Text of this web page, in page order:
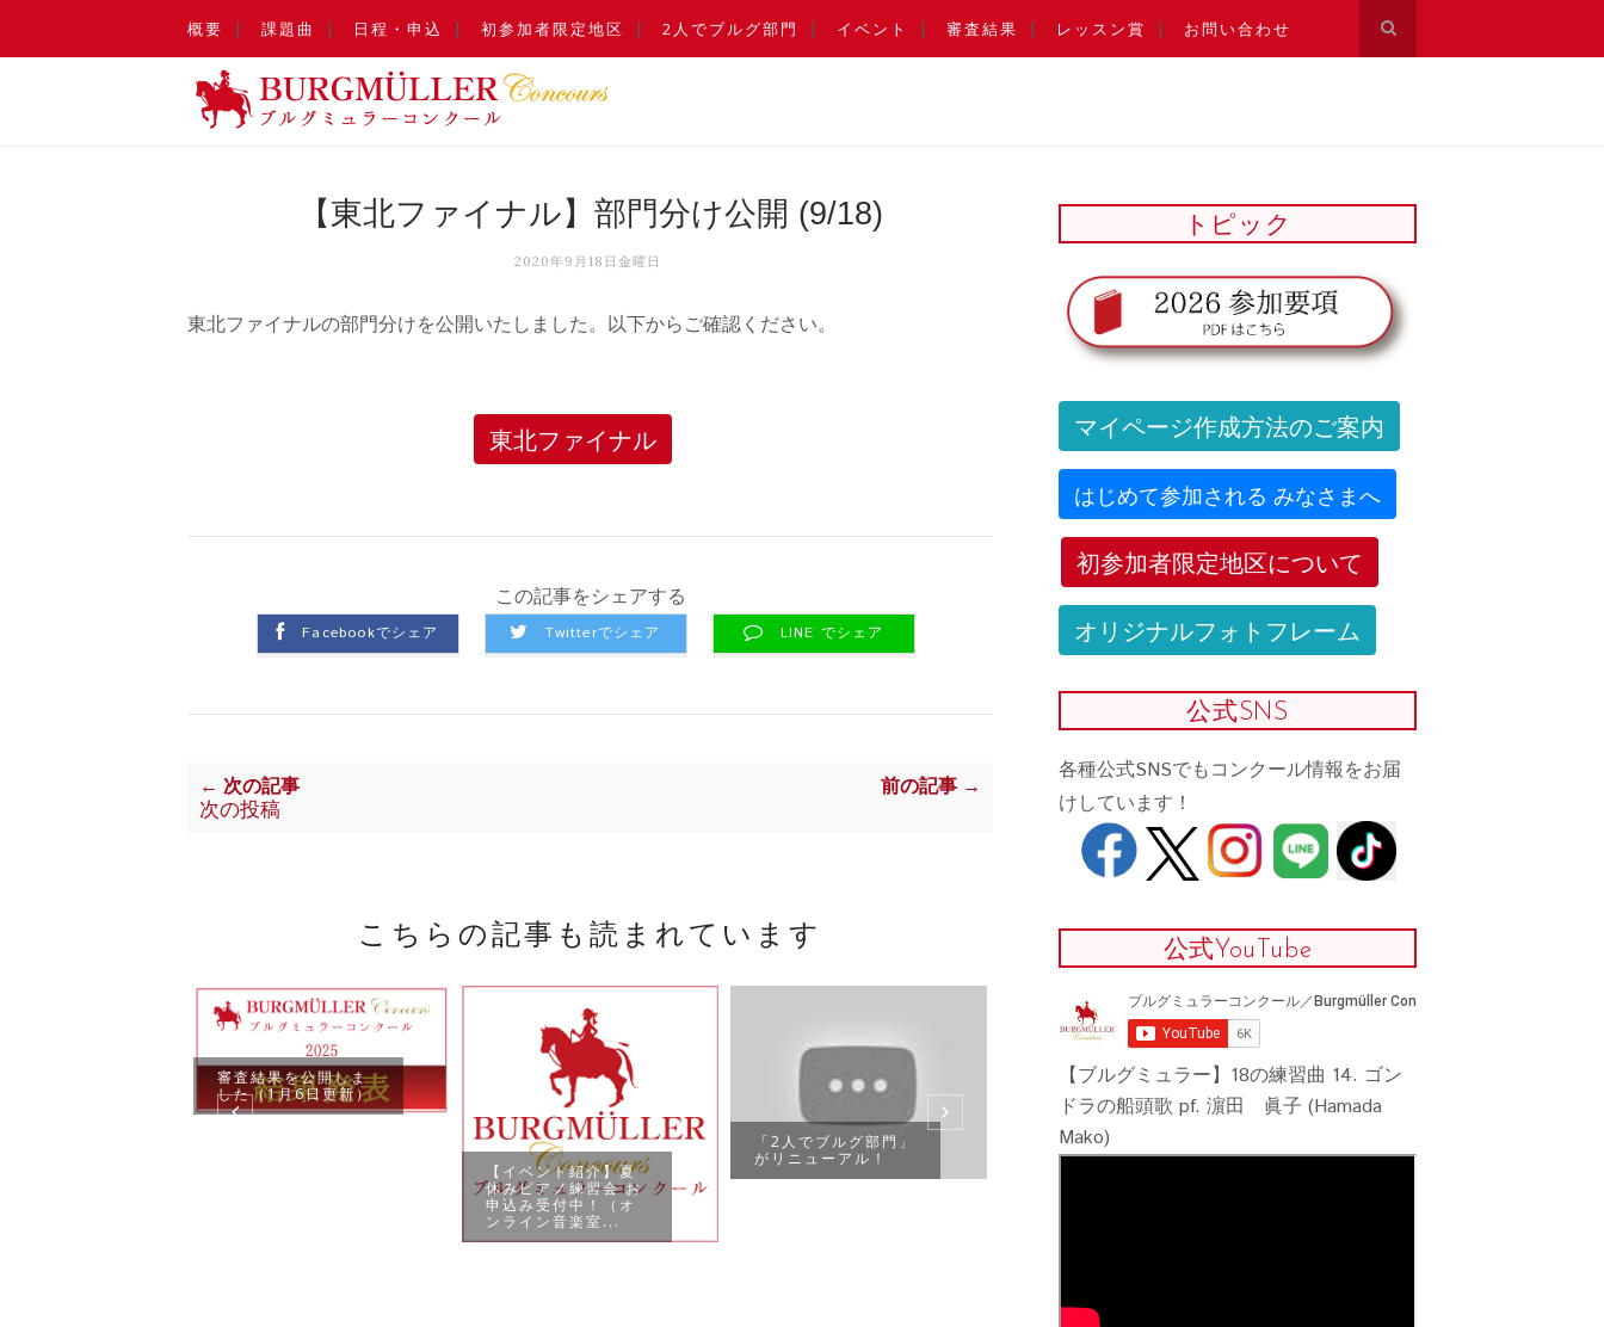
概要 課題曲 日程・申込 初参加者限定地区 2人でブルグ部門 イベント 審査結果 レッスン賞 お問い合わせ
【東北ファイナル】部門分け公開 (9/18)
2020年9月18日金曜日
東北ファイナルの部門分けを公開いたしました。以下からご確認ください。
東北ファイナル
この記事をシェアする
Facebookでシェア Twitterでシェア LINE でシェア
← 次の記事
次の投稿
前の記事 →
こちらの記事も読まれています
審査結果を公開しま
した（1月6日更新）
【イベント紹介】夏
休みピアノ練習会 お
申込み受付中！（オ
ンライン音楽室...
「2人でブルグ部門」
がリニューアル！
ブルグミュラーコン
クール2026課題曲公
トピック
マイページ作成方法のご案内
はじめて参加される みなさまへ
初参加者限定地区について
オリジナルフォトフレーム
公式SNS
各種公式SNSでもコンクール情報をお届
けしています！
公式YouTube
【ブルグミュラー】18の練習曲 14. ゴン
ドラの船頭歌 pf. 濵田 眞子 (Hamada
Mako)